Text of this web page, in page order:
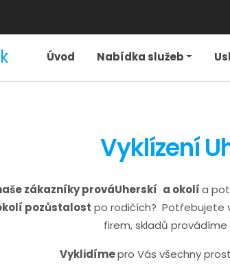
Úvod Nabídka služeb
Vyklízení
zákazníky prováUherskí a okolía
pozůstalost po rodičích? Potřebujete
firem, skladů
Vyklidímepro Vás všechny